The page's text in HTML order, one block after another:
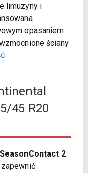
limuzyny i
opasaniem
ściany
45 R20
2